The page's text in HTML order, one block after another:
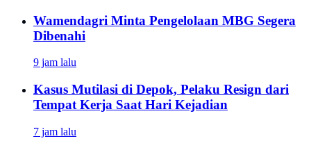
Wamendagri Minta Pengelolaan MBG Segera
Dibenahi
9 jam lalu
Kasus Mutilasi di Depok, Pelaku Resign dari
Tempat Kerja Saat Hari Kejadian
7 jam lalu